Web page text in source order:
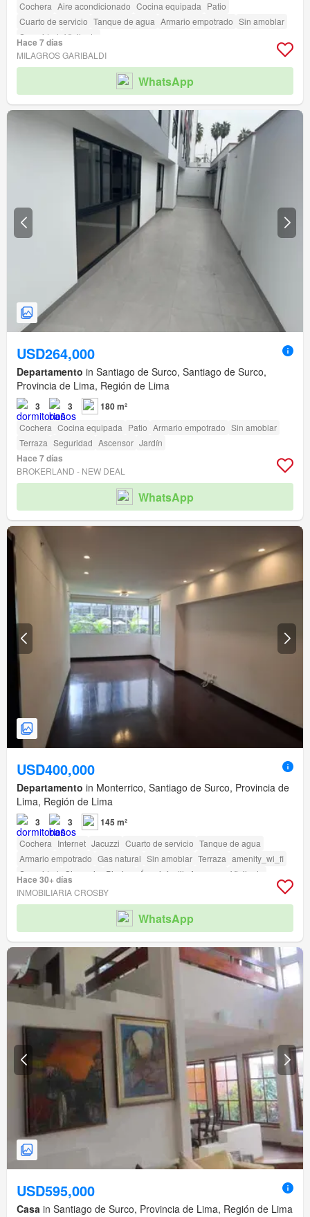
Cochera Aire acondicionado Cocina equipada Patio
Cuarto de servicio Tanque de agua Armario empotrado Sin amoblar
Seguridad Vigilante
Hace 7 días
MILAGROS GARIBALDI
WhatsApp
USD264,000
Departamento in Santiago de Surco, Santiago de Surco,
Provincia de Lima, Región de Lima
3 3 180 m²
Cochera Cocina equipada Patio Armario empotrado Sin amoblar
Terraza Seguridad Ascensor Jardín
Hace 7 días
BROKERLAND - NEW DEAL
WhatsApp
USD400,000
Departamento in Monterrico, Santiago de Surco, Provincia de
Lima, Región de Lima
3 3 145 m²
Cochera Internet Jacuzzi Cuarto de servicio Tanque de agua
Armario empotrado Gas natural Sin amoblar Terraza amenity_wi_fi
Seguridad
Gimnasio Piscina Área infantil Ascensor
Vigilante
Caseta de vigilancia Acceso para personas con discapacidad
Hace 30+ días
INMOBILIARIA CROSBY
WhatsApp
USD595,000
Casa in Santiago de Surco, Provincia de Lima, Región de Lima